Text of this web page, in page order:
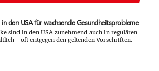
den USA für wachsende Gesundheitsprobleme
sind in den USA zunehmend auch in regulären
– oft entgegen den geltenden Vorschriften.